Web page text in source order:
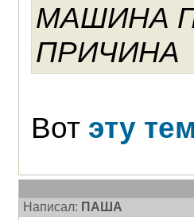
МАШИНА
ПРИЧИНА
Вот эту
Написал: ПАША